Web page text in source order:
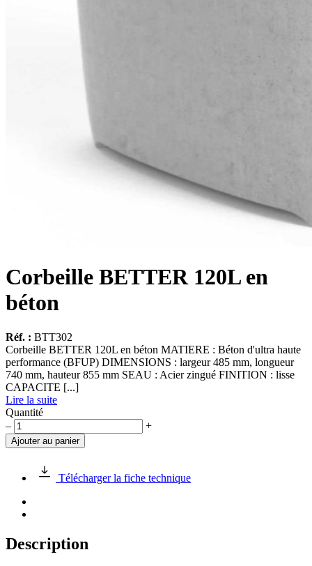
Corbeille BETTER 120L en
béton
Réf. : BTT302
Corbeille BETTER 120L en béton MATIERE : Béton d'ultra haute
performance (BFUP) DIMENSIONS : largeur 485 mm, longueur
740 mm, hauteur 855 mm SEAU : Acier zingué FINITION : lisse
CAPACITE [...]
Lire la suite
Quantité
quantité
de
Corbeille
120L
béton
– +
Ajouter au panier
Télécharger la fiche technique
Description